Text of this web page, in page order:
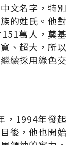
文名字，特別
的姓氏。他對
萬人，奠基
、超大，所以
續採用綠色交
，1994年發起
後，他也開始